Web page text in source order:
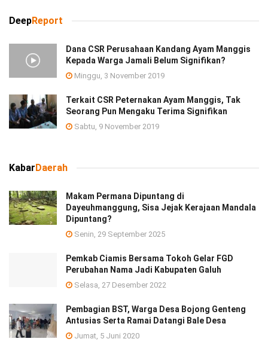
DeepReport
Dana CSR Perusahaan Kandang Ayam Manggis
Kepada Warga Jamali Belum Signifikan?
Minggu, 3 November 2019
Terkait CSR Peternakan Ayam Manggis, Tak
Seorang Pun Mengaku Terima Signifikan
Sabtu, 9 November 2019
KabarDaerah
Makam Permana Dipuntang di
Dayeuhmanggung, Sisa Jejak Kerajaan Mandala
Dipuntang?
Senin, 29 September 2025
Pemkab Ciamis Bersama Tokoh Gelar FGD
Perubahan Nama Jadi Kabupaten Galuh
Selasa, 27 Desember 2022
Pembagian BST, Warga Desa Bojong Genteng
Antusias Serta Ramai Datangi Bale Desa
Jumat, 5 Juni 2020